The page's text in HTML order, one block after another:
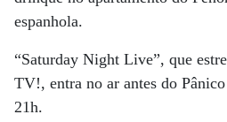
espanhola.
“Saturday Night Live”, que
TV!, entra no ar antes do
21h.